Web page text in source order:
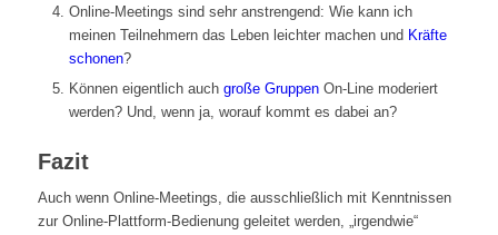
Online-Meetings sind sehr anstrengend: Wie kann ich
meinen Teilnehmern das Leben leichter machen und Kräfte
schonen?
Können eigentlich auch große GruppenOn-Line moderiert
werden? Und, wenn ja, worauf kommt es dabei an?
Fazit
Auch wenn Online-Meetings, die ausschließlich mit Kenntnissen
zur Online-Plattform-Bedienung geleitet werden, „irgendwie“